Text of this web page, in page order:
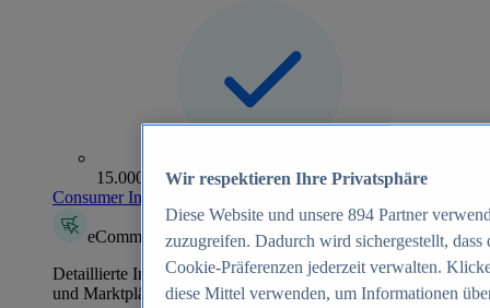
15.000+ Marken
Consumer Insights entdecken
eCommerce Insights
Detaillierte Informationen zu mehr als 39.000 Online-Shops
und Marktplätzen
Wir respektieren Ihre Privatsphäre
Diese Website und unsere 894 Partner
zuzugreifen. Dadurch wird sichergestellt,
Cookie-Präferenzen jederzeit verwalten.
diese Mittel verwenden, um Informationen